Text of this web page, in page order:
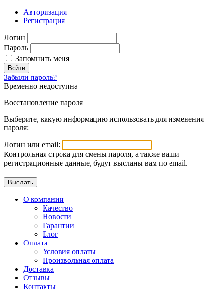
Авторизация
Регистрация
Логин
Пароль
Запомнить меня
Войти
Забыли пароль?
Временно недоступна
Восстановление пароля
Выберите, какую информацию использовать для изменения
пароля:
Логин или email:
Контрольная строка для смены пароля, а также ваши
регистрационные данные, будут высланы вам по email.
О компании
Качество
Новости
Гарантии
Блог
Оплата
Условия оплаты
Произвольная оплата
Доставка
Отзывы
Контакты